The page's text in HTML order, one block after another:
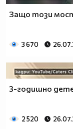
Защо този
3 670
3-годишно
2 520